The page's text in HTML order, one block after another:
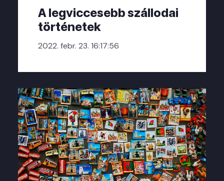
A legviccesebb szállodai
történetek
2022. febr. 23. 16:17:56